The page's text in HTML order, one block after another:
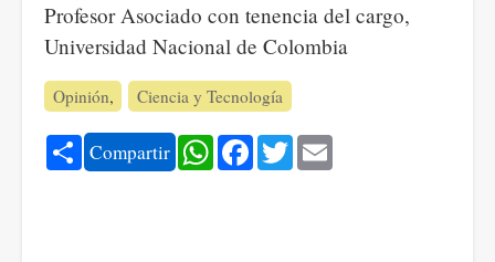
Profesor Asociado con tenencia del cargo,
Universidad Nacional de Colombia
Opinión Ciencia y Tecnología
Share
Compartir WhatsApp
Facebook
Twitter